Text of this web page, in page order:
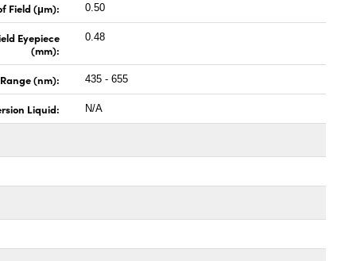
Field (μm): 0.50
Eyepiece
(mm):
0.48
(nm): 435 - 655
Liquid: N/A